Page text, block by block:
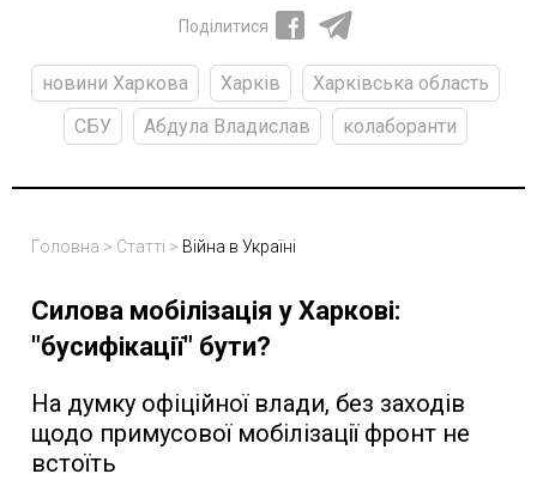
Поділитися
новини Харкова Харків
Харківська область
СБУ
Абдула Владислав колаборанти
Головна > Статті > Війна в Україні
Силова мобілізація у Харкові:
"бусифікації" бути?
На думку офіційної влади, без заходів
щодо примусової мобілізації фронт не
встоїть